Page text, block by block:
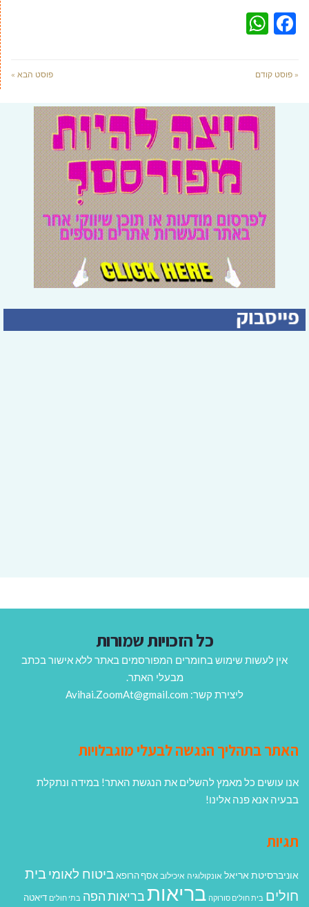
Facebook
« פוסט קודם פוסט הבא »
כל הזכויות שמורות
אין לעשות שימוש בחומרים המפורסמים באתר ללא אישור בכתב
מבעלי האתר.
ליצירת קשר: Avihai.ZoomAt@gmail.com
האתר בתהליך הנגשה לבעלי מוגבלויות
אנו עושים כל מאמץ להשלים את הנגשת האתר! במידה ונתקלת
בבעיה אנא פנה אלינו!
תגיות
אוניברסיטת אריאל אונקולוגיה איכילוב אסף הרופא ביטוח לאומיבית
חולים בית חולים סורוקה בריאותבריאות הפה בתי חולים דיאטה